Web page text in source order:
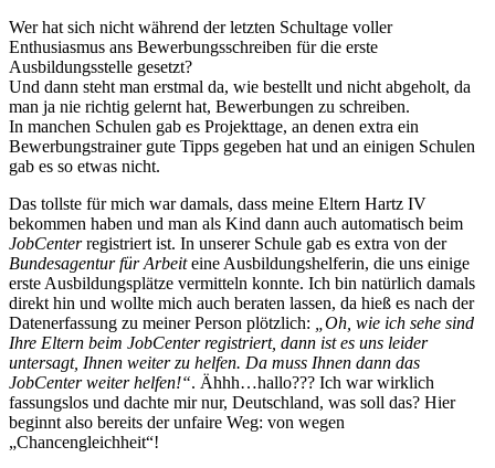
Wer hat sich nicht während der letzten Schultage voller
Enthusiasmus ans Bewerbungsschreiben für die erste
Ausbildungsstelle gesetzt?
Und dann steht man erstmal da, wie bestellt und nicht abgeholt, da
man ja nie richtig gelernt hat, Bewerbungen zu schreiben.
In manchen Schulen gab es Projekttage, an denen extra ein
Bewerbungstrainer gute Tipps gegeben hat und an einigen Schulen
gab es so etwas nicht.
Das tollste für mich war damals, dass meine Eltern Hartz IV
bekommen haben und man als Kind dann auch automatisch beim
JobCenterregistriert ist. In unserer Schule gab es extra von der
Bundesagentur für Arbeiteine Ausbildungshelferin, die uns einige
erste Ausbildungsplätze vermitteln konnte. Ich bin natürlich damals
direkt hin und wollte mich auch beraten lassen, da hieß es nach der
Datenerfassung zu meiner Person plötzlich:
„Oh, wie ich sehe sind
Ihre Eltern beim JobCenter registriert, dann ist es uns leider
untersagt, Ihnen weiter zu helfen. Da muss Ihnen dann das
JobCenter weiter helfen!“. Ähhh…hallo??? Ich war wirklich
fassungslos und dachte mir nur, Deutschland, was soll das? Hier
beginnt also bereits der unfaire Weg: von wegen
„Chancengleichheit“!